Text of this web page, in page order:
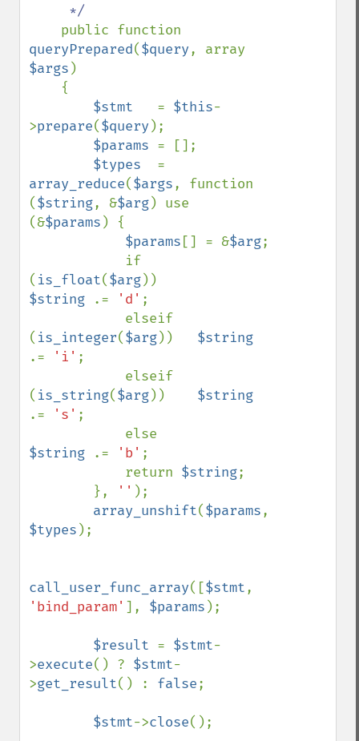
queryPrepared($query
$args )
$stmt = $this-
>prepare($query );
$params = [];
$types
array_reduce($args, function
($string, &$arg) use
(&$params ) {
$params [] = &$arg;
( is_float($arg
$string
.= 'd' ;
( is_integer($arg))
.=
'i' ;
( is_string($arg))
.=
's' ;
$string
.= 'b' ;
            return
$string;
        },
'' );
array_unshift($params
$types );
call_user_func_array([$stmt
'bind_param' ], $params );
$result = $stmt-
>execute() ? $stmt-
>get_result() : false;
$stmt->close();